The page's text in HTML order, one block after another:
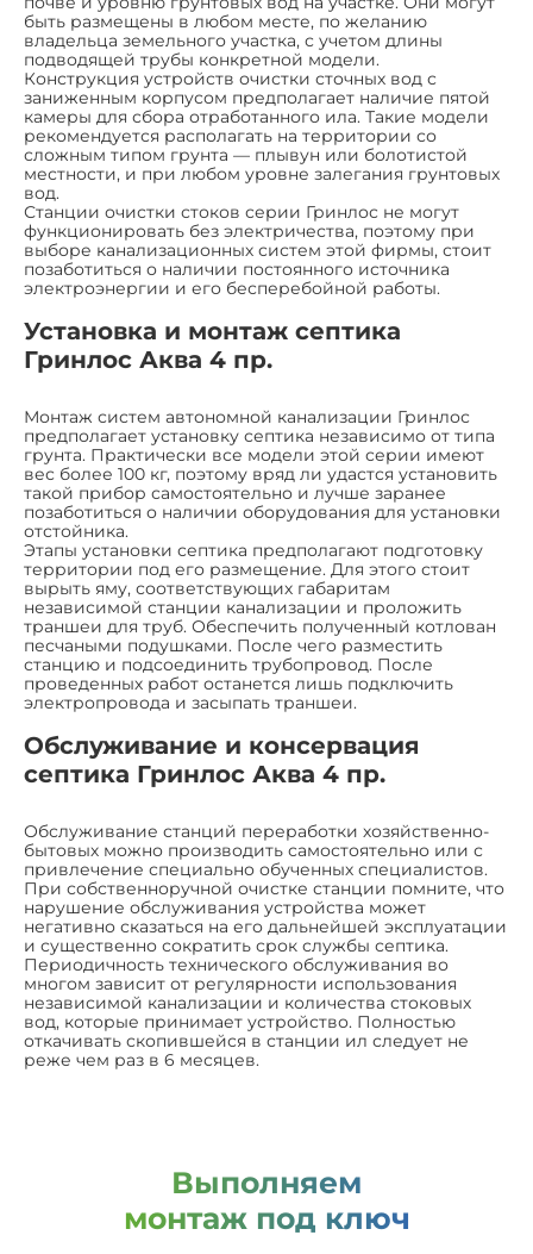
быть размещены в любом месте, по желанию
владельца земельного участка, с учетом длины
подводящей трубы конкретной модели.
Конструкция устройств очистки сточных вод с
заниженным корпусом предполагает наличие пятой
камеры для сбора отработанного ила. Такие модели
рекомендуется располагать на территории со
сложным типом грунта — плывун или болотистой
местности, и при любом уровне залегания грунтовых
вод.
Станции очистки стоков серии Гринлос не могут
функционировать без электричества, поэтому при
выборе канализационных систем этой фирмы, стоит
позаботиться о наличии постоянного источника
электроэнергии и его бесперебойной работы.
Установка и монтаж септика
Гринлос Аква 4 пр.
Монтаж систем автономной канализации Гринлос
предполагает установку септика независимо от типа
грунта. Практически все модели этой серии имеют
вес более 100 кг, поэтому вряд ли удастся установить
такой прибор самостоятельно и лучше заранее
позаботиться о наличии оборудования для установки
отстойника.
Этапы установки септика предполагают подготовку
территории под его размещение. Для этого стоит
вырыть яму, соответствующих габаритам
независимой станции канализации и проложить
траншеи для труб. Обеспечить полученный котлован
песчаными подушками. После чего разместить
станцию и подсоединить трубопровод. После
проведенных работ останется лишь подключить
электропровода и засыпать траншеи.
Обслуживание и консервация
септика Гринлос Аква 4 пр.
Обслуживание станций переработки хозяйственно-
бытовых можно производить самостоятельно или с
привлечение специально обученных специалистов.
При собственноручной очистке станции помните, что
нарушение обслуживания устройства может
негативно сказаться на его дальнейшей эксплуатации
и существенно сократить срок службы септика.
Периодичность технического обслуживания во
многом зависит от регулярности использования
независимой канализации и количества стоковых
вод, которые принимает устройство. Полностью
откачивать скопившейся в станции ил следует не
реже чем раз в 6 месяцев.
Выполняем
монтаж под ключ